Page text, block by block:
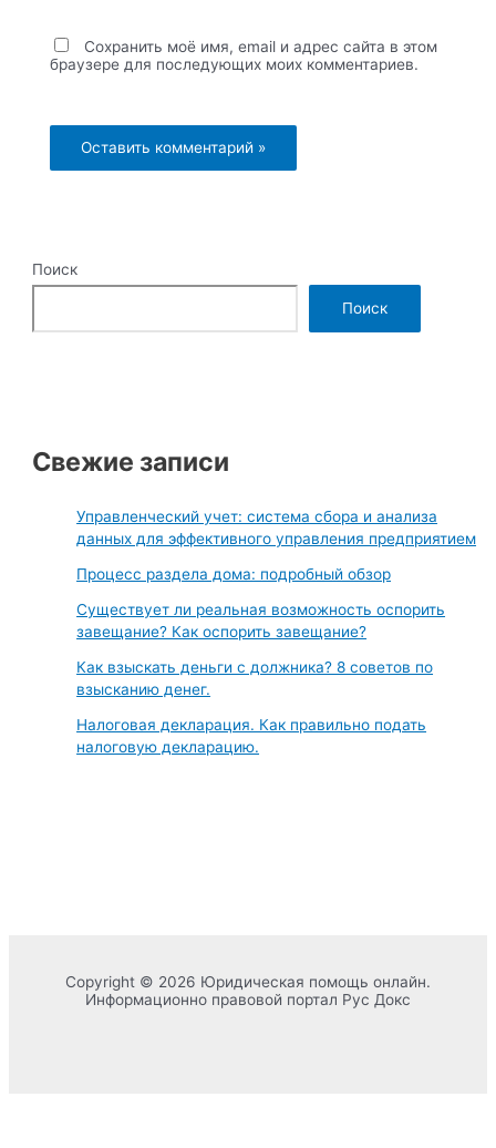
Поиск
Поиск
Свежие записи
Управленческий учет: система сбора и анализа
данных для эффективного управления предприятием
Процесс раздела дома: подробный обзор
Существует ли реальная возможность оспорить
завещание? Как оспорить завещание?
Как взыскать деньги с должника? 8 советов по
взысканию денег.
Налоговая декларация. Как правильно подать
налоговую декларацию.
Сохранить моё имя, email и адрес сайта в этом
браузере для последующих моих комментариев.
Copyright © 2026 Юридическая помощь онлайн.
Информационно правовой портал Рус Докс